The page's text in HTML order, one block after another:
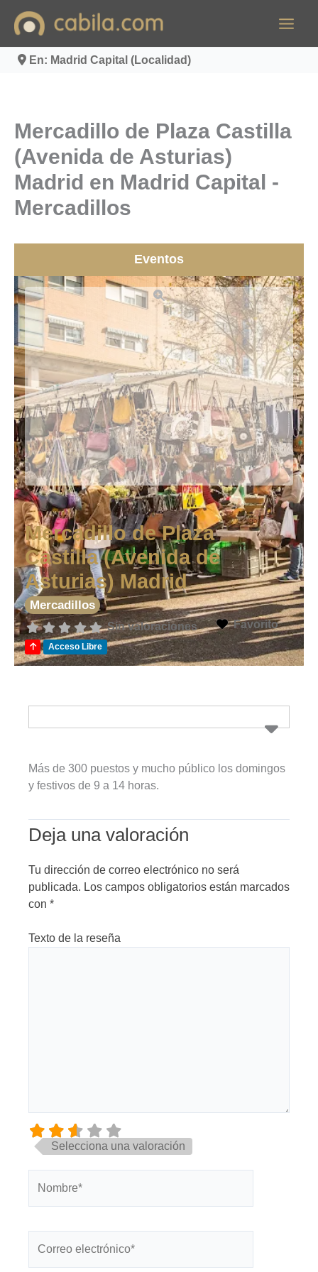
contenido
En: Madrid Capital (Localidad)
Mercadillo de Plaza Castilla
(Avenida de Asturias)
Madrid en Madrid Capital -
Mercadillos
Eventos
Mercadillo de Plaza
Castilla (Avenida de
Asturias) Madrid
Mercadillos
Sin valoraciones Favorito
Acceso Libre
Más de 300 puestos y mucho público los domingos
y festivos de 9 a 14 horas.
Deja una valoración
Tu dirección de correo electrónico no será
publicada. Los campos obligatorios están marcados
con *
Texto de la reseña
Selecciona una valoración
electrónico*